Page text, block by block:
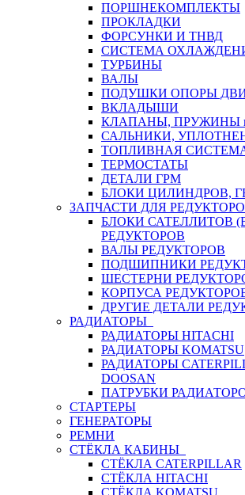
ПОРШНЕКОМПЛЕКТЫ
ПРОКЛАДКИ
ФОРСУНКИ И ТНВД
СИСТЕМА
ТУРБИНЫ
ВАЛЫ
ПОДУШКИ ОПОРЫ
ВКЛАДЫШИ
КЛАПАНЫ, ПРУЖИНЫ
САЛЬНИКИ,
ТОПЛИВНАЯ
ТЕРМОСТАТЫ
ДЕТАЛИ ГРМ
БЛОКИ ЦИЛИНДРОВ,
ЗАПЧАСТИ ДЛЯ
БЛОКИ САТЕЛЛИТОВ
РЕДУКТОРОВ
ВАЛЫ РЕДУКТОРОВ
ПОДШИПНИКИ
ШЕСТЕРНИ
КОРПУСА
ДРУГИЕ ДЕТАЛИ
РАДИАТОРЫ
РАДИАТОРЫ HITACHI
РАДИАТОРЫ KOMATSU
РАДИАТОРЫ
DOOSAN
ПАТРУБКИ
СТАРТЕРЫ
ГЕНЕРАТОРЫ
РЕМНИ
СТЁКЛА КАБИНЫ
СТЁКЛА CATERPILLAR
СТЁКЛА HITACHI
СТЁКЛА KOMATSU